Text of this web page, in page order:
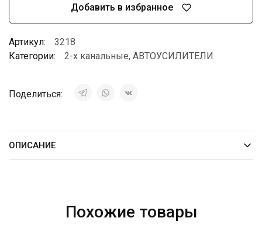
Добавить в избранное
Артикул:
3218
Категории:
2-х канальные, АВТОУСИЛИТЕЛИ
Поделиться:
ОПИСАНИЕ
Похожие товары